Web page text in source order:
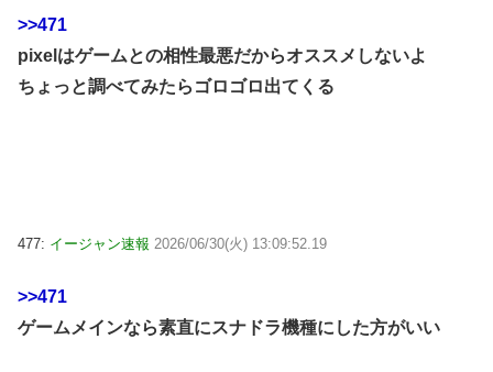
>>471
pixelはゲームとの相性最悪だからオススメしないよ
ちょっと調べてみたらゴロゴロ出てくる
477: イージャン速報 2026/06/30(火) 13:09:52.19
>>471
ゲームメインなら素直にスナドラ機種にした方がいい